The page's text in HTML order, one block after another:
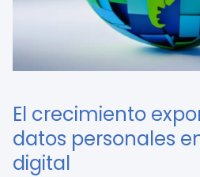
El crecimiento
datos personales
digital